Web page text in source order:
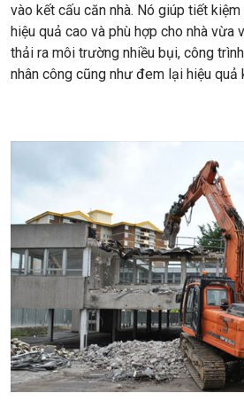
vào kết cấu căn nhà. Nó giúp tiết
hiệu quả cao và phù hợp cho nhà vừa
thải ra môi trường nhiều bụi, công
nhân công cũng như đem lại hiệu quả